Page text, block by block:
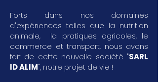
Forts dans nos domaines
d'expériences telles que la nutrition
animale, la pratiques agricoles, le
commerce et transport, nous avons
fait de cette nouvelle société "SARL
ID ALIM", notre projet de vie !